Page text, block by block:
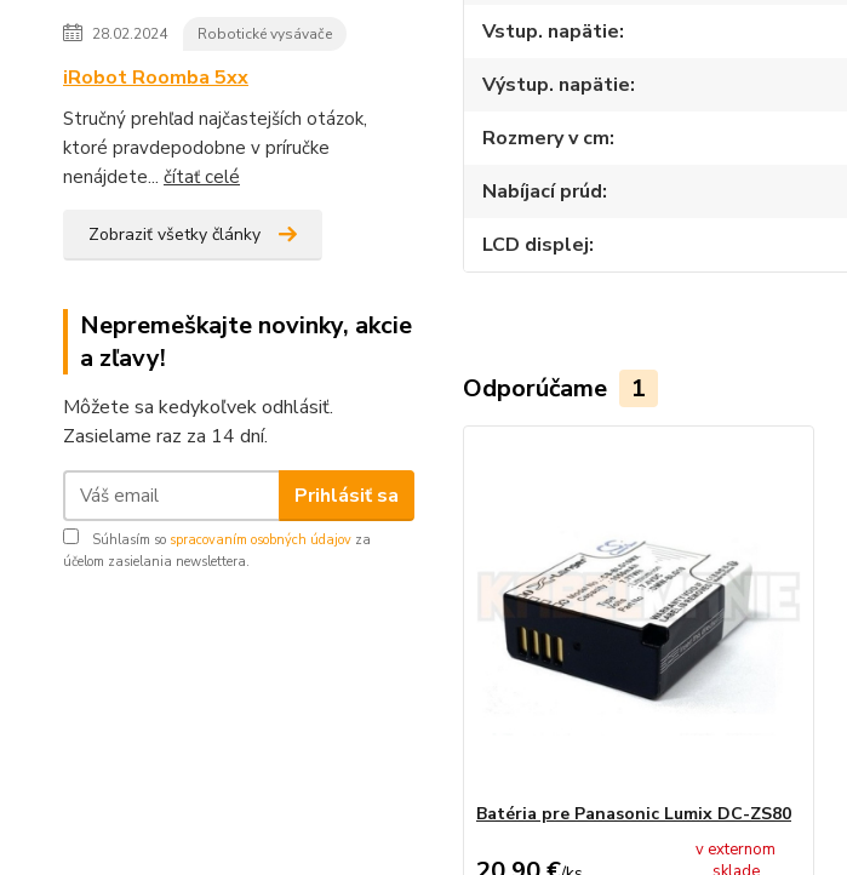
28.02.2024 Robotické vysávače
iRobot Roomba 5xx
Stručný prehľad najčastejších otázok,
ktoré pravdepodobne v príručke
nenájdete... čítať celé
Zobraziť všetky články
Nepremeškajte novinky, akcie
a zľavy!
Môžete sa kedykoľvek odhlásiť.
Zasielame raz za 14 dní.
Prihlásiť sa
Súhlasím so spracovaním osobných údajov za
účelom zasielania newslettera.
Vstup. napätie
Výstup. napätie
Rozmery v cm
Nabíjací prúd
LCD displej
Odporúčame 1
Batéria pre Panasonic Lumix DC-ZS80
v externom